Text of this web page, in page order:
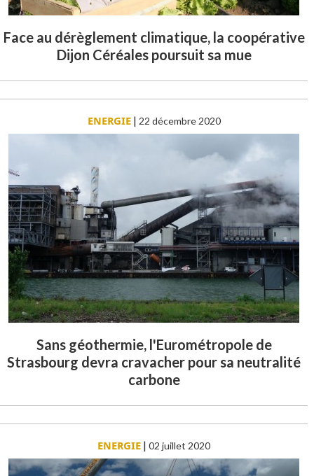
Face au dérèglement climatique, la coopérative
Dijon Céréales poursuit sa mue
ENERGIE| 22 décembre 2020
Sans géothermie, l'Eurométropole de
Strasbourg devra cravacher pour sa neutralité
carbone
ENERGIE |02 juillet 2020